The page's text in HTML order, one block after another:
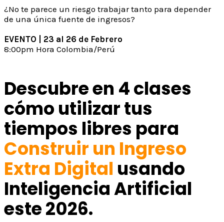
¿No te parece un riesgo trabajar tanto para depender
de una única fuente de ingresos?
EVENTO | 23 al 26 de Febrero
8:00pm Hora Colombia/Perú
Descubre en 4 clases
cómo utilizar tus
tiempos libres para
Construir un Ingreso
Extra Digital usando
Inteligencia Artificial
este 2026.